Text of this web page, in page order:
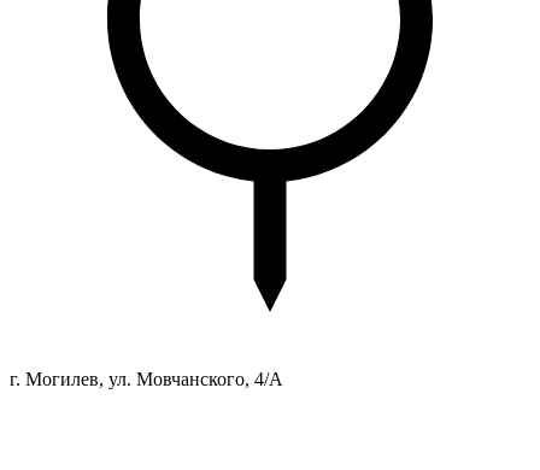
г. Могилев, ул. Мовчанского, 4/А